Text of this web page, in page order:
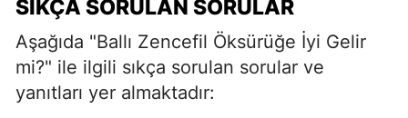
SIKÇA SORULAN SORULAR
Aşağıda "Ballı Zencefil Öksürüğe İyi Gelir
mi?" ile ilgili sıkça sorulan sorular ve
yanıtları yer almaktadır: